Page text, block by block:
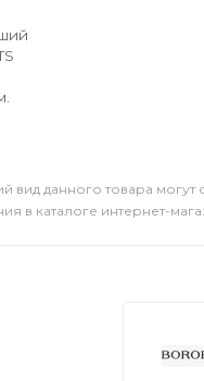
вид данного товара могут
в каталоге интернет-